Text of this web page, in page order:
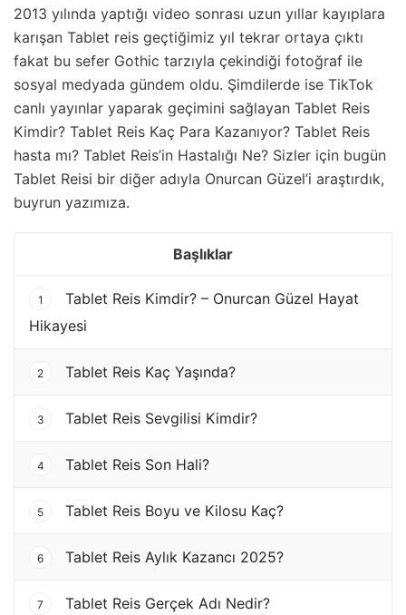
2013 yılında yaptığı video sonrası uzun yıllar kayıplara
karışan Tablet reis geçtiğimiz yıl tekrar ortaya çıktı
fakat bu sefer Gothic tarzıyla çekindiği fotoğraf ile
sosyal medyada gündem oldu. Şimdilerde ise TikTok
canlı yayınlar yaparak geçimini sağlayan Tablet Reis
Kimdir? Tablet Reis Kaç Para Kazanıyor? Tablet Reis
hasta mı? Tablet Reis’in Hastalığı Ne? Sizler için bugün
Tablet Reisi bir diğer adıyla Onurcan Güzel’i araştırdık,
buyrun yazımıza.
Başlıklar
1
Tablet Reis Kimdir? – Onurcan Güzel Hayat
Hikayesi
2 Tablet Reis Kaç Yaşında?
3 Tablet Reis Sevgilisi Kimdir?
4 Tablet Reis Son Hali?
5 Tablet Reis Boyu ve Kilosu Kaç?
6 Tablet Reis Aylık Kazancı 2025?
7 Tablet Reis Gerçek Adı Nedir?